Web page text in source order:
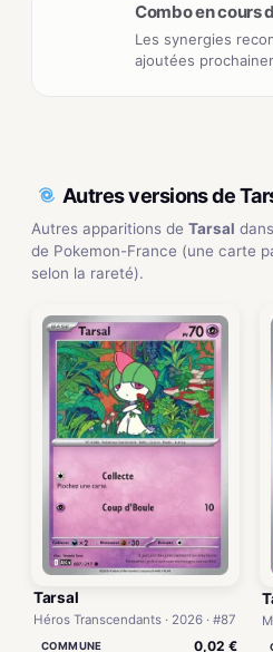
Combo en cours
Les synergies
ajoutées
Autres versions de
Autres apparitions de Tarsal
de Pokemon-France (une carte
selon la rareté).
Tarsal
Héros Transcendants · 2026 · #87
COMMUNE 0,02 €